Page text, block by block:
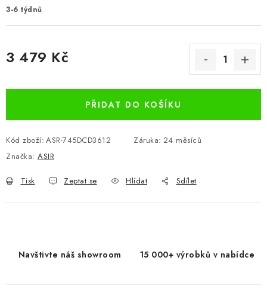
3-6 týdnů
3 479 Kč
PŘIDAT DO KOŠÍKU
Kód zboží: ASR-745DCD3612 Záruka: 24 měsíců
Značka: ASIR
Tisk Zeptat se Hlídat Sdílet
Navštivte náš showroom 15 000+ výrobků v nabídce